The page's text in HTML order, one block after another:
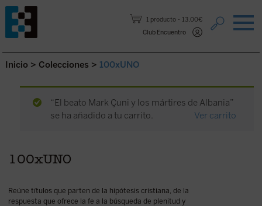
1 producto
13,00€
Club Encuentro
Saltar al contenido.
Inicio > Colecciones > 100xUNO
“El beato Mark Çuni y los mártires de Albania”
se ha añadido a tu carrito.
Ver carrito
100xUNO
Reúne títulos que parten de la hipótesis cristiana, de la
respuesta que ofrece la fe a la búsqueda de plenitud y